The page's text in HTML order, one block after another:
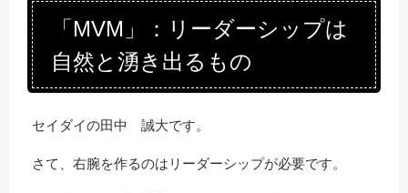
「MVM」：リーダーシップは
自然と湧き出るもの
セイダイの田中 誠大です。
さて、右腕を作るのはリーダーシップが必要です。